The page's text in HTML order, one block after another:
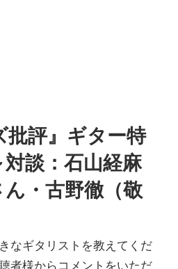
批評』ギター特
談：石山経麻
・古野徹（敬
なギタリストを教えてくだ